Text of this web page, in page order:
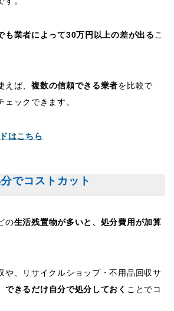
も業者によって30万円以上の差が出る こ
えば、複数の信頼できる業者を比較で
ェックできます。
はこちら
でコストカット
の生活残置物が多いと、処分費用が加算
や、リサイクルショップ・不用品回収サ
できるだけ自分で処分しておく ことでコ